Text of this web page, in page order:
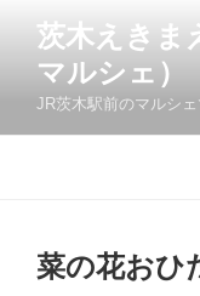
茨木えきま
マルシェ）
JR茨木駅前のマルシ
菜の花おひ